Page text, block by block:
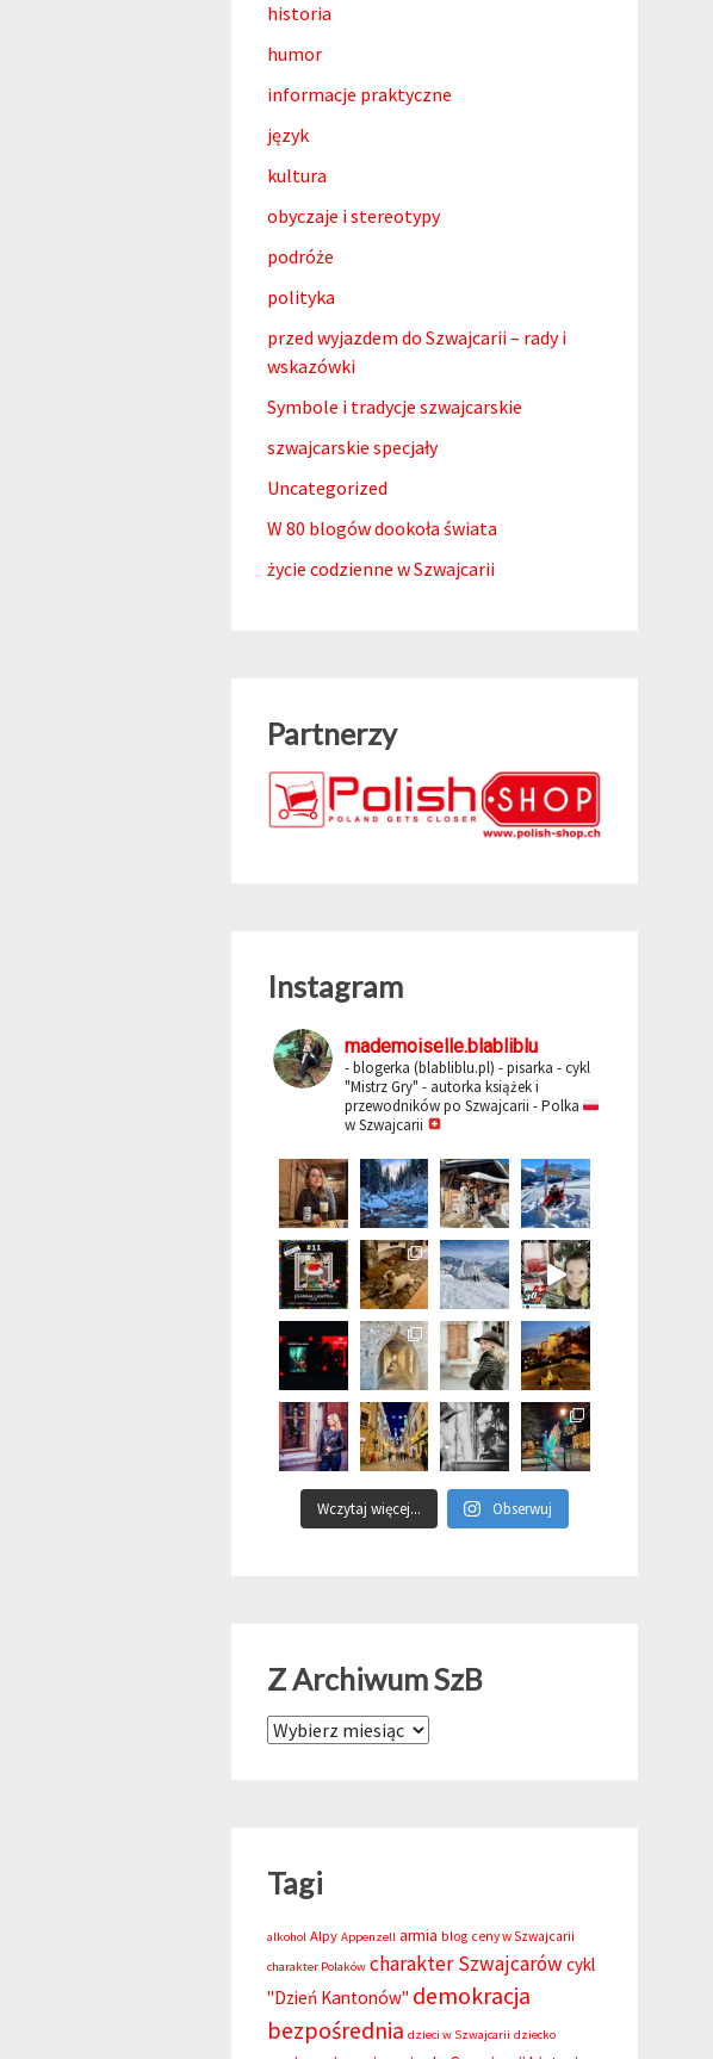
historia
humor
informacje praktyczne
język
kultura
obyczaje i stereotypy
podróże
polityka
przed wyjazdem do Szwajcarii – rady i
wskazówki
Symbole i tradycje szwajcarskie
szwajcarskie specjały
Uncategorized
W 80 blogów dookoła świata
życie codzienne w Szwajcarii
Partnerzy
Instagram
mademoiselle.blabliblu
- blogerka (blabliblu.pl) - pisarka - cykl
"Mistrz Gry" - autorka książek i
przewodników po Szwajcarii - Polka
w Szwajcarii
Wczytaj więcej... Obserwuj
Z Archiwum SzB
Z Archiwum SzB
Tagi
alkohol Alpy Appenzell armia blog ceny w Szwajcarii
charakter Polaków charakter Szwajcarów cykl
"Dzień Kantonów" demokracja
bezpośrednia dzieci w Szwajcarii dziecko